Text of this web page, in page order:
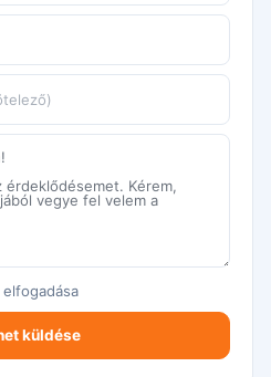
elfogadása